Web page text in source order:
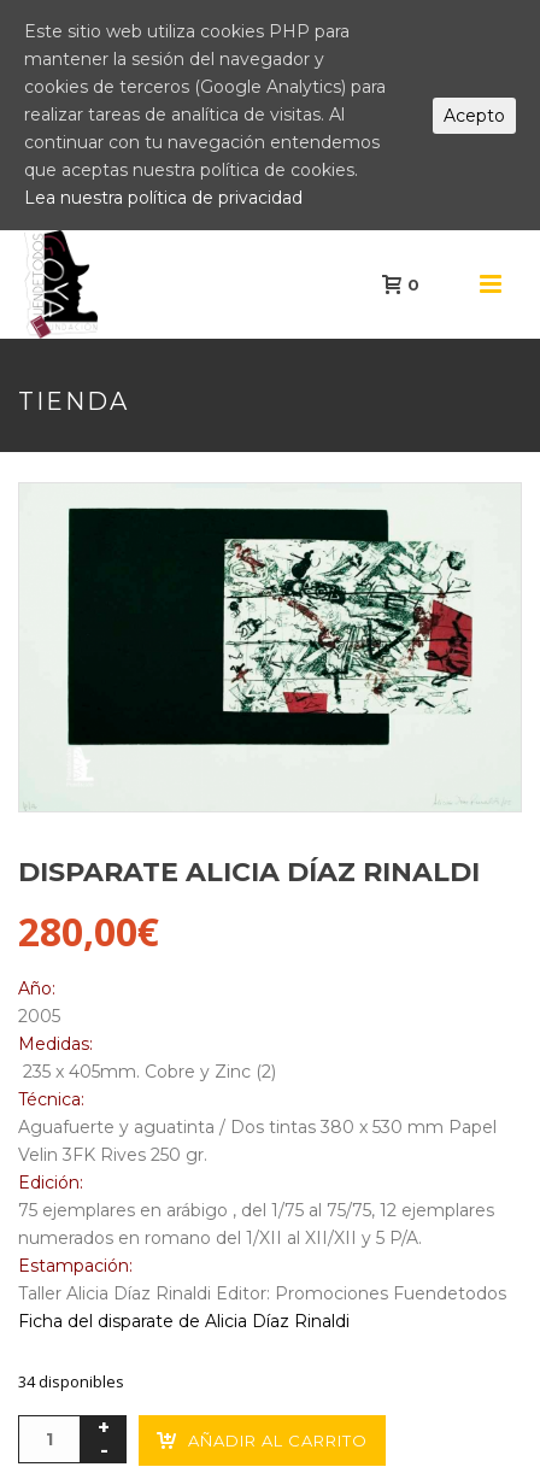
0
TIENDA
DISPARATE ALICIA DÍAZ RINALDI
280,00€
Año:
2005
Medidas:
235 x 405mm. Cobre y Zinc (2)
Técnica:
Aguafuerte y aguatinta / Dos tintas 380 x 530 mm Papel
Velin 3FK Rives 250 gr.
Edición:
75 ejemplares en arábigo , del 1/75 al 75/75, 12 ejemplares
numerados en romano del 1/XII al XII/XII y 5 P/A.
Estampación:
Taller Alicia Díaz Rinaldi Editor: Promociones Fuendetodos
Ficha del disparate de Alicia Díaz Rinaldi
34 disponibles
AÑADIR AL CARRITO
Este sitio web utiliza cookies PHP para
mantener la sesión del navegador y
cookies de terceros (Google Analytics) para
realizar tareas de analítica de visitas. Al
continuar con tu navegación entendemos
que aceptas nuestra política de cookies.
Lea nuestra política de privacidad
Acepto